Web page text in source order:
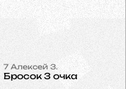
7 Алексей З.
Бросок 3 очка